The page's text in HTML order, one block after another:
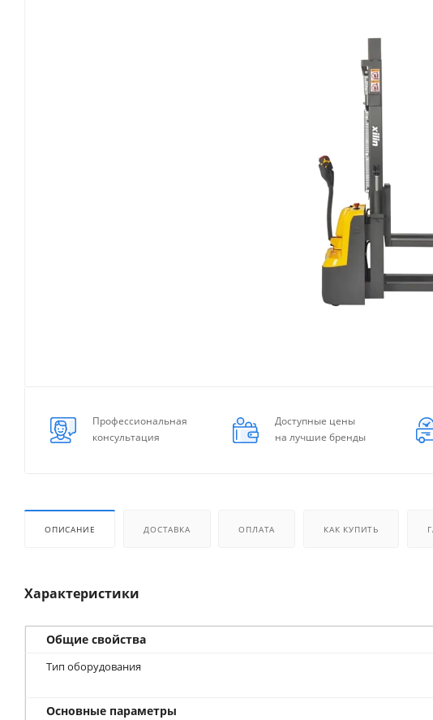
Профессиональная
консультация
Доступные цены
на лучшие бренды
ОПИСАНИЕ ДОСТАВКА ОПЛАТА КАК КУПИТЬ
Характеристики
Общие свойства
Тип оборудования
Основные параметры